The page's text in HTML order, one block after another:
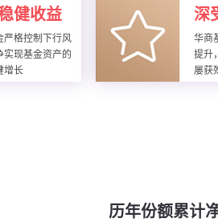
健收益
严格控制下行风
实现基金资产的
增长
深
华商
提升
屡获
历年份额累计